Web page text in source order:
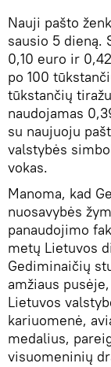
Nauji pašto
sausio 5 dieną.
0,10 euro ir
po 100
tūkstančių
naudojamas
su naujuoju
valstybės
vokas.
Manoma, kad
nuosavybės
panaudojimo
metų Lietuvos
Gediminaičių
amžiaus
Lietuvos
kariuomenė,
medalius,
visuomeninių